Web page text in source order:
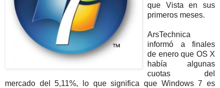
que Vista en sus
primeros meses.
ArsTechnica
informó a finales
de enero que OS X
había algunas
cuotas del
mercado del 5,11%, lo que significa que Windows 7 es